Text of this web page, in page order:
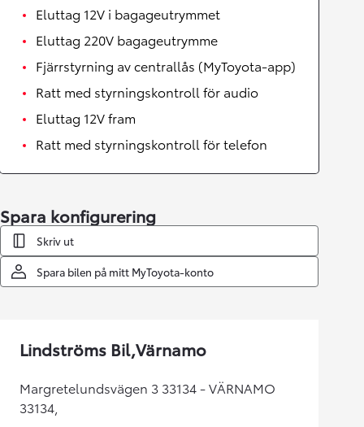
Eluttag 12V i bagageutrymmet
Eluttag 220V bagageutrymme
Fjärrstyrning av centrallås (MyToyota-app)
Ratt med styrningskontroll för audio
Eluttag 12V fram
Ratt med styrningskontroll för telefon
Spara konfigurering
Skriv ut
Spara bilen på mitt MyToyota-konto
Lindströms Bil,Värnamo
Margretelundsvägen 3 33134 - VÄRNAMO
33134,